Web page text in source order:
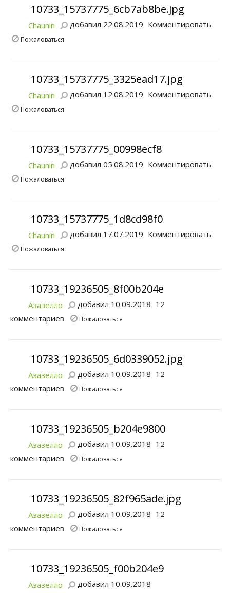
10733_15737775_6cb7ab8be.jpg
Chaunin добавил 22.08.2019 Комментировать
Пожаловаться
10733_15737775_3325ead17.jpg
Chaunin добавил 12.08.2019 Комментировать
Пожаловаться
10733_15737775_00998ecf8
Chaunin добавил 05.08.2019 Комментировать
Пожаловаться
10733_15737775_1d8cd98f0
Chaunin добавил 17.07.2019 Комментировать
Пожаловаться
10733_19236505_8f00b204e
Азазелло добавил 10.09.2018 12
комментариев
Пожаловаться
10733_19236505_6d0339052.jpg
Азазелло добавил 10.09.2018 12
комментариев
Пожаловаться
10733_19236505_b204e9800
Азазелло добавил 10.09.2018 12
комментариев
Пожаловаться
10733_19236505_82f965ade.jpg
Азазелло добавил 10.09.2018 12
комментариев
Пожаловаться
10733_19236505_f00b204e9
Азазелло добавил 10.09.2018